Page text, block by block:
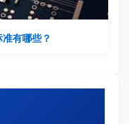
有哪些？